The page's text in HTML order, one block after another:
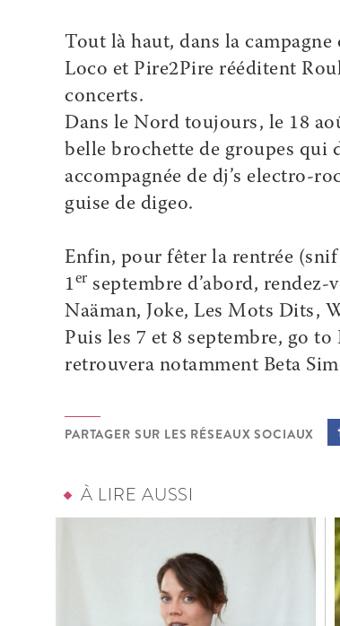
Tout là haut, dans la
Loco et Pire2Pire rééditent
concerts.
Dans le Nord toujours, le 18
belle brochette de groupes qui
accompagnée de dj’s electro-
guise de digeo.
Enfin, pour fêter la rentrée
1er septembre d’abord, rendez-
Naäman, Joke, Les Mots Dits,
Puis les 7 et 8 septembre, go
retrouvera notamment Beta
PARTAGER SUR LES RÉSEAUX SOCIAUX
À LIRE AUSSI